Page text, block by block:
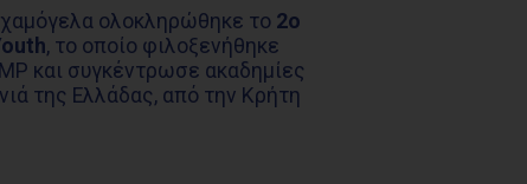
χαμόγελα ολοκληρώθηκε το 2ο
, το οποίο φιλοξενήθηκε
και συγκέντρωσε ακαδημίες
της Ελλάδας, από την Κρήτη